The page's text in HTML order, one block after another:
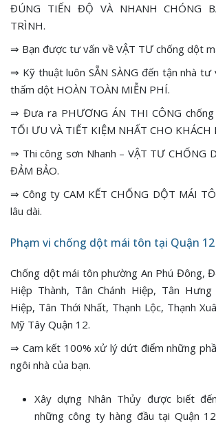
ĐÚNG TIẾN ĐỘ VÀ NHANH CHÓNG
TRÌNH.
⇒ Bạn được tư vấn về VẬT TƯ chống dột
⇒ Kỹ thuật luôn SẴN SÀNG đến tận nhà
thấm dột HOÀN TOÀN MIỄN PHÍ.
⇒ Đưa ra PHƯƠNG ÁN THI CÔNG
TỐI ƯU VÀ TIẾT KIỆM NHẤT CHO KHÁCH
⇒ Thi công sơn Nhanh – VẬT TƯ CHỐNG
ĐẢM BẢO.
⇒ Công ty CAM KẾT CHỐNG DỘT MÁI
lâu dài.
Phạm vi chống dột mái tôn tại Quận 12
Chống dột mái tôn phường An Phú Đông,
Hiệp Thành, Tân Chánh Hiệp, Tân
Hiệp, Tân Thới Nhất, Thạnh Lộc, Thạnh
Mỹ Tây Quận 12.
⇒ Cam kết 100% xử lý dứt điểm những
ngôi nhà của bạn.
Xây dựng Nhân Thủy được biết
những công ty hàng đầu tại Quận